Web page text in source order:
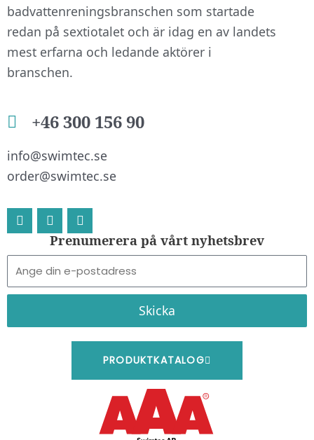
badvattenreningsbranschen som startade
redan på sextiotalet och är idag en av landets
mest erfarna och ledande aktörer i
branschen.
+46 300 156 90
info@swimtec.se
order@swimtec.se
L
i
n
k
e
d
i
F
a
c
e
b
o
o
I
n
s
t
g
r
Prenumerera på vårt nyhetsbrev
post
Skicka
PRODUKTKATALOG